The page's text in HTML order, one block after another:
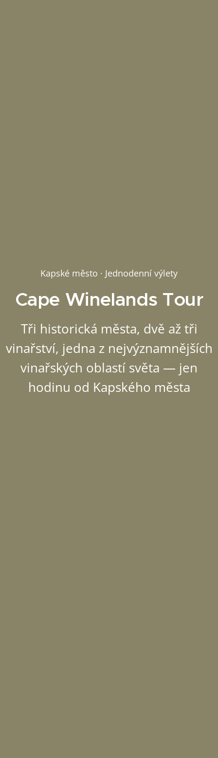
Kapské město · Jednodenní výlety
Cape Winelands Tour
Tři historická města, dvě až tři
vinařství, jedna z nejvýznamnějších
vinařských oblastí světa — jen
hodinu od Kapského města